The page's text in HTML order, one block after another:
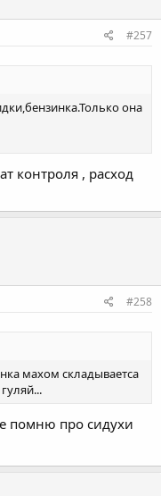
#257
она
контроля , расход
#258
махом складываетса
помню про сидухи